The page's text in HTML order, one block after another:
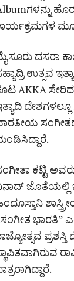
ದಸರಾ
ಉತ್ಸವ
AKKA
ಕಟ್ಟಿ
ಜೊತೆಯಲ್ಲಿ
ಭಾರತಿ”